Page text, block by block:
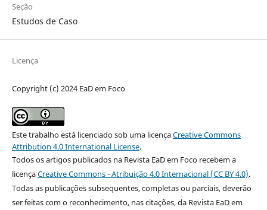
Seção
Estudos de Caso
Licença
Copyright (c) 2024 EaD em Foco
Este trabalho está licenciado sob uma licençaCreative Commons
Attribution 4.0 International License.
Todos os artigos publicados na Revista EaD em Foco recebem a
licençaCreative Commons - Atribuição 4.0 Internacional (CC BY 4.0).
Todas as publicações subsequentes, completas ou parciais, deverão
ser feitas com o reconhecimento, nas citações, da Revista EaD em